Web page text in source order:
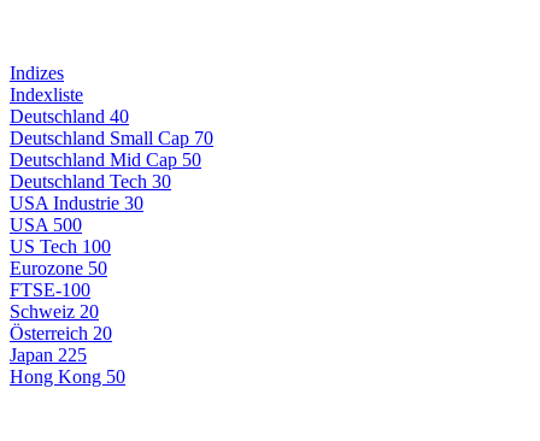
Indizes
Indexliste
Deutschland 40
Deutschland Small Cap 70
Deutschland Mid Cap 50
Deutschland Tech 30
USA Industrie 30
USA 500
US Tech 100
Eurozone 50
FTSE-100
Schweiz 20
Österreich 20
Japan 225
Hong Kong 50